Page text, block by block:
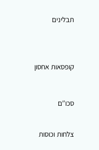
תבלינים
קופסאות אחסון
סכו"ם
צלחות וכוסות